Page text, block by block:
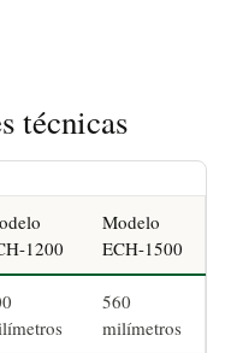
técnicas
1200
Modelo
ECH-1500
560
milímetros